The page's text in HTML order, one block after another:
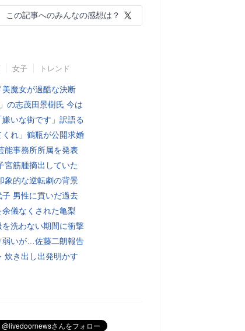
この記事へのみんなの感想は？
女子 トレンド
美魔女が過酷な決断
の志茂田景樹氏 今は
いな街です」訳語る
くれ」鶴瓶が公開求婚
能事務所所属を発表
宮筋腫摘出していた
象的な逆転劇の背景
子 男性に貢いだ過去
儀なくされた亀梨
を洗わない期間に衝撃
弱いが…佐藤二朗報告
炊き出し出発明かす